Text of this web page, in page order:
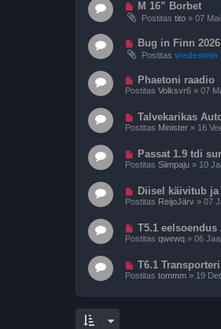
u
s
o
s
t
u
s
U
s
o
s
t
u
M 16” Borbet
Postitas tito » 07
U
s
o
s
u
Bug in Finn
Postitas vredestein
U
u
s
o
s
u
Phaetoni raadio
Postitas Volksvr6 » 07
U
u
s
o
s
u
Talvekarikas
Postitas Minister » 16
U
u
s
o
s
u
Passat 1.9 tdi
Postitas Siimpaju » 10
U
u
s
o
s
u
Diisel käivitub
Postitas ReijoJärv » 07
U
u
s
o
s
T5.1 eelsoendus
Postitas qwewq » 06
U
u
s
T6.1
Postitas tommm » 19